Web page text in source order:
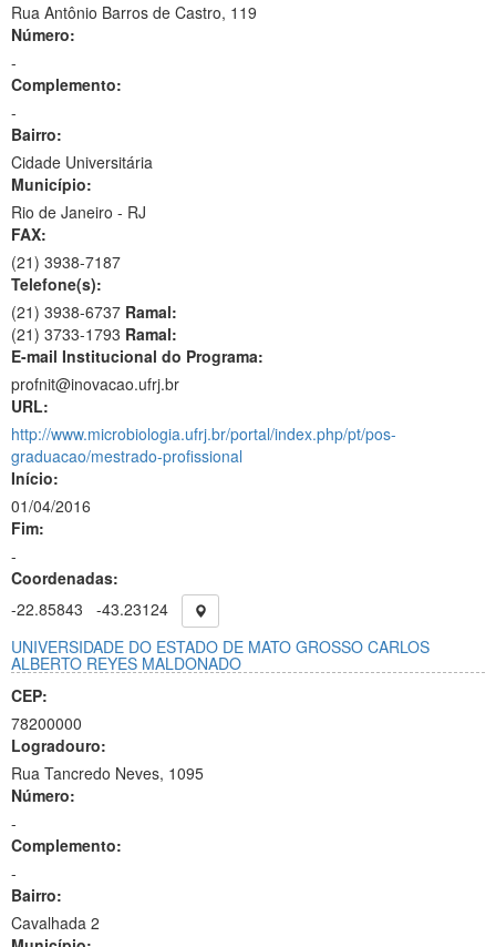
Rua Antônio Barros de Castro, 119
Número:
-
Complemento:
-
Bairro:
Cidade Universitária
Município:
Rio de Janeiro - RJ
FAX:
(21) 3938-7187
Telefone(s):
(21) 3938-6737 Ramal:
(21) 3733-1793 Ramal:
E-mail Institucional do Programa:
profnit@inovacao.ufrj.br
URL:
http://www.microbiologia.ufrj.br/portal/index.php/pt/pos-
graduacao/mestrado-profissional
Início:
01/04/2016
Fim:
-
Coordenadas:
-22.85843
-43.23124
UNIVERSIDADE DO ESTADO DE MATO GROSSO CARLOS
ALBERTO REYES MALDONADO
CEP:
78200000
Logradouro:
Rua Tancredo Neves, 1095
Número:
-
Complemento:
-
Bairro:
Cavalhada 2